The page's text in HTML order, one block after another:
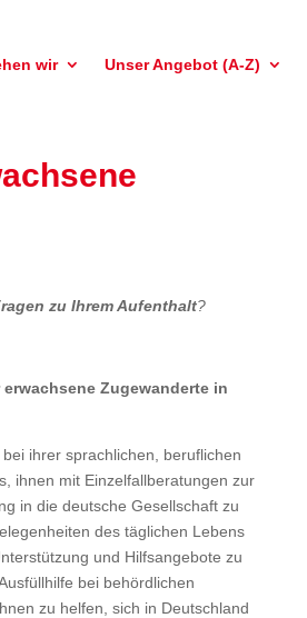
wir Unser Angebot (A-Z)
zu Ihrem Aufenthalt?
Zugewanderte in
ihrer sprachlichen, beruflichen
ihnen mit Einzelfallberatungen zur
in die deutsche Gesellschaft zu
des täglichen Lebens
und Hilfsangebote zu
bei behördlichen
zu helfen, sich in Deutschland